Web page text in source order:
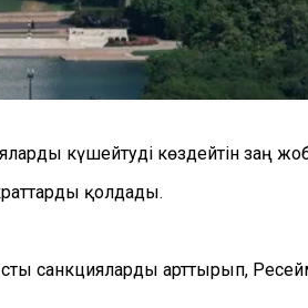
күшейтуді көздейтін заң
қолдады.
санкцияларды арттырып,